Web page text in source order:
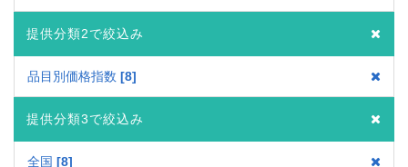
提供分類2で絞込み
品目別価格指数 8
提供分類3で絞込み
全国 8